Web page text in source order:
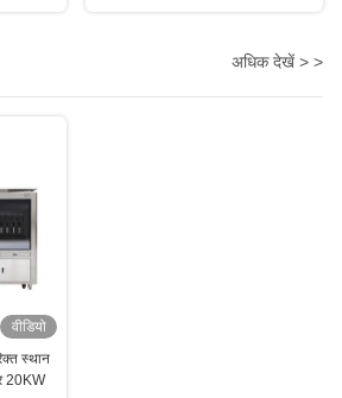
अधिक देखें > >
वीडियो
स्थान
20KW